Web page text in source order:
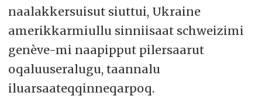
naalakkersuisut siuttui, Ukraine
amerikkarmiullu sinniisaat schweizimi
genève-mi naapipput pilersaarut
oqaluuseralugu, taannalu
iluarsaateqqinneqarpoq.